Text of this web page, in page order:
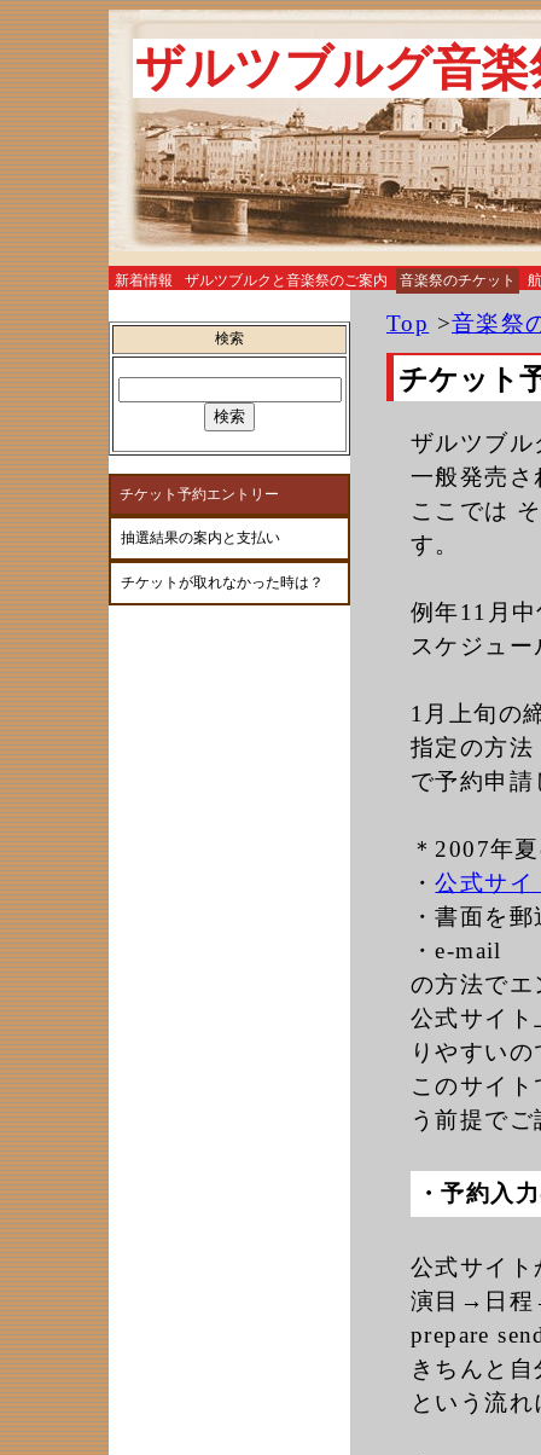
ザルツブルグ音
新着情報 ザルツブルクと音楽祭のご案内 音楽祭のチケット
Top >音楽祭
チケット
ザルツブル
一般発売さ
ここでは
す。
例年11月
スケジュ
1月上旬の
指定の方法
で予約申
＊2007年
・公式サイ
・書面を
・e-mail
の方法でエ
公式サイト
りやすい
このサイ
う前提で
・予約入
公式サイト
演目→日程
prepare
きちんと
という流
検索
チケット予約エントリー
抽選結果の案内と支払い
チケットが取れなかった時は？